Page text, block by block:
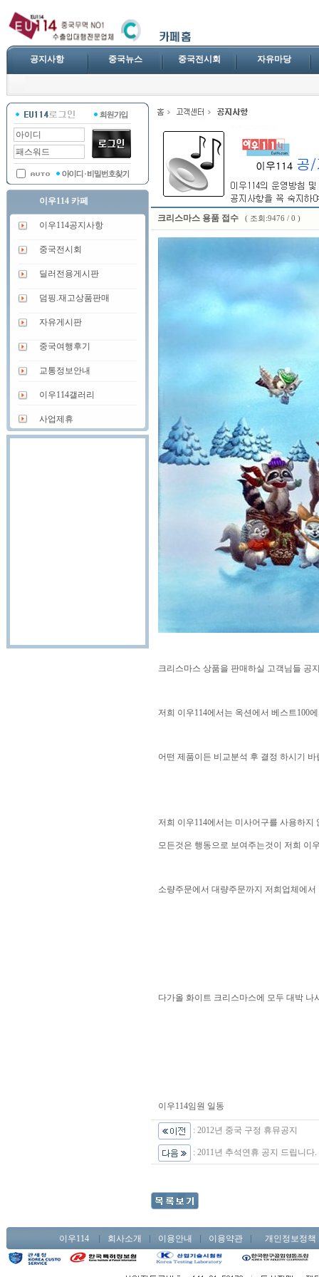
공지사항 중국뉴스 중국전시회 자유마당
이우114 카페
이우114공지사항
중국전시회
딜러전용게시판
덤핑.재고상품판매
자유게시판
중국여행후기
교통정보안내
이우114갤러리
사업제휴
크리스마스 용품 접수 ( 조회:9476 / 0 )
크리스마스 상품을 판매하실 고객님들 공
저희 이우114에서는 옥션에서 베스트100
어떤 제품이든 비교분석 후 결정 하시기 바
저희 이우114에서는 미사어구를 사용하지
모든것은 행동으로 보여주는것이 저희 이
소량주문에서 대량주문까지 저희업체에
다가올 화이트 크리스마스에 모두 대박 나
이우114임원 일동
: 2012년 중국 구정 휴뮤공지
: 2011년 추석연휴 공지 드립니다.
이우114 회사소개 이용안내 이용약관 개인정보정책